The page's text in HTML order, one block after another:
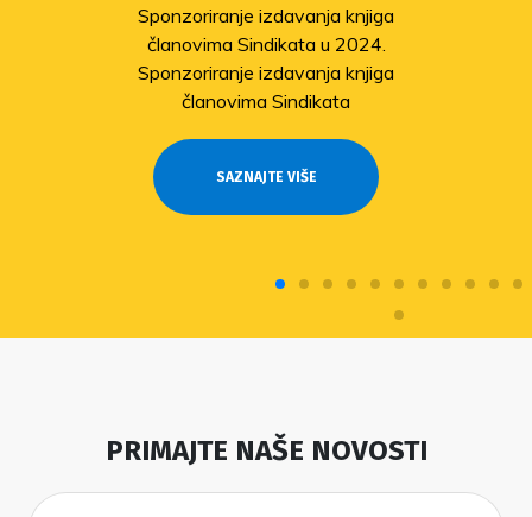
Sponzoriranje izdavanja knjiga
članovima Sindikata u 2024.
Sponzoriranje izdavanja knjiga
članovima Sindikata
SAZNAJTE VIŠE
PRIMAJTE NAŠE NOVOSTI